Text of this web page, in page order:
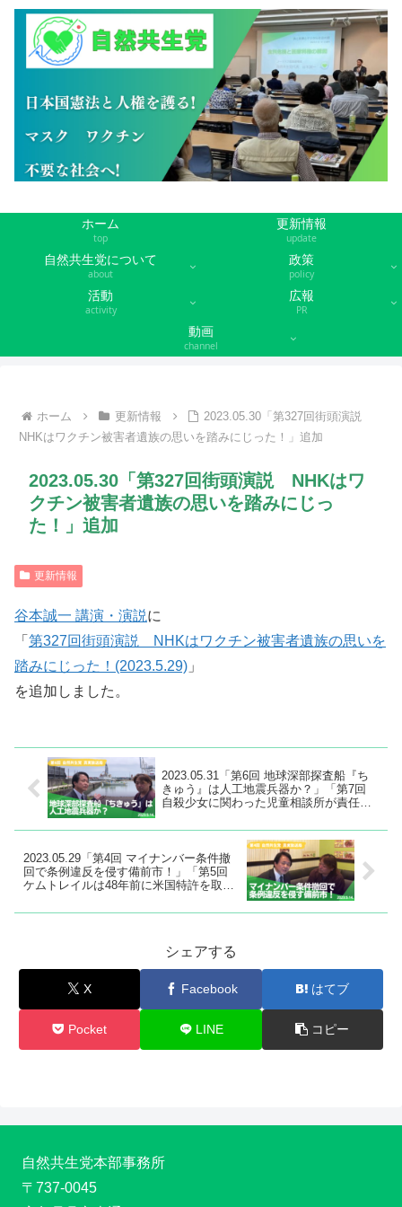
ホーム
top
更新情報
update
自然共生党について
about
政策
policy
活動
activity
広報
PR
動画
channel
ホーム 更新情報
2023.05.30「第327回街頭演説
NHKはワクチン被害者遺族の思いを踏みにじった！」追加
2023.05.30「第327回街頭演説 NHKはワ
クチン被害者遺族の思いを踏みにじっ
た！」追加
更新情報
谷本誠一 講演・演説に
「 第327回街頭演説 NHKはワクチン被害者遺族の思いを
踏みにじった！(2023.5.29) 」
を追加しました。
2023.05.31「第6回 地球深部探査船『ち
きゅう』は人工地震兵器か？」「第7回
自殺少女に関わった児童相談所が責任を
2023.05.29「第4回 マイナンバー条件撤
回で条例違反を侵す備前市！」「第5回
ケムトレイルは48年前に米国特許を取得
シェアする
X Facebook はてブ
Pocket LINE コピー
自然共生党本部事務所
〒737-0045